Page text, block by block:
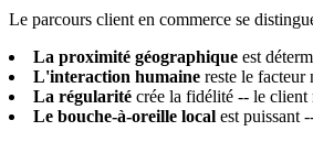
Le parcours client en commerce se
La proximité géographique est
L'interaction humaine reste le
La régularité crée la fidélité -- le client
Le bouche-à-oreille local est puissant